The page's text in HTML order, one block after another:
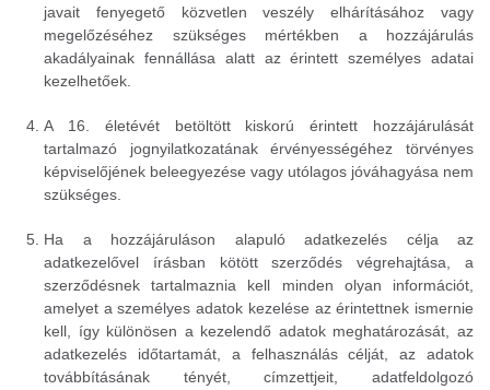
javait fenyegető közvetlen veszély elhárításához vagy
megelőzéséhez szükséges mértékben a hozzájárulás
akadályainak fennállása alatt az érintett személyes adatai
kezelhetőek.
A 16. életévét betöltött kiskorú érintett hozzájárulását
tartalmazó jognyilatkozatának érvényességéhez törvényes
képviselőjének beleegyezése vagy utólagos jóváhagyása nem
szükséges.
Ha a hozzájáruláson alapuló adatkezelés célja az
adatkezelővel írásban kötött szerződés végrehajtása, a
szerződésnek tartalmaznia kell minden olyan információt,
amelyet a személyes adatok kezelése az érintettnek ismernie
kell, így különösen a kezelendő adatok meghatározását, az
adatkezelés időtartamát, a felhasználás célját, az adatok
továbbításának tényét, címzettjeit, adatfeldolgozó